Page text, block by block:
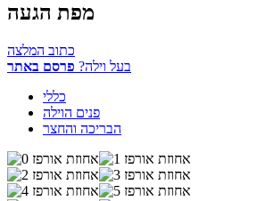
מפת הגעה
כתוב המלצה
בעל וילה? פרסם באתר
כללי
פנים הוילה
הבריכה והחצר